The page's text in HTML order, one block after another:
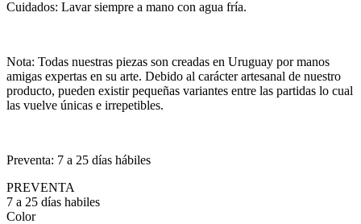
Cuidados: Lavar siempre a mano con agua fría.
Nota: Todas nuestras piezas son creadas en Uruguay por manos
amigas expertas en su arte. Debido al carácter artesanal de nuestro
producto, pueden existir pequeñas variantes entre las partidas lo cual
las vuelve únicas e irrepetibles.
Preventa: 7 a 25 días hábiles
PREVENTA
7 a 25 días habiles
Color